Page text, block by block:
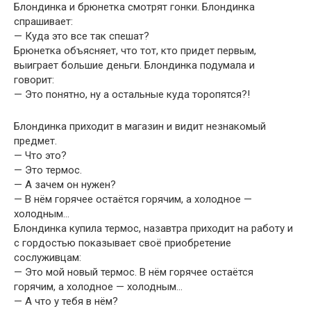
Блондинка и брюнетка смотрят гонки. Блондинка
спрашивает:
— Куда это все так спешат?
Брюнетка объясняет, что тот, кто придет первым,
выиграет большие деньги. Блондинка подумала и
говорит:
— Это понятно, ну а остальные куда торопятся?!
Блондинка приходит в магазин и видит незнакомый
предмет.
— Что это?
— Это термос.
— А зачем он нужен?
— В нём горячее остаётся горячим, а холодное —
холодным…
Блондинка купила термос, назавтра приходит на работу и
с гордостью показывает своё приобретение
сослуживцам:
— Это мой новый термос. В нём горячее остаётся
горячим, а холодное — холодным…
— А что у тебя в нём?